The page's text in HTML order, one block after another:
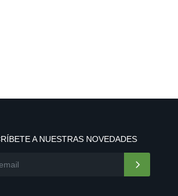
A NUESTRAS NOVEDADES